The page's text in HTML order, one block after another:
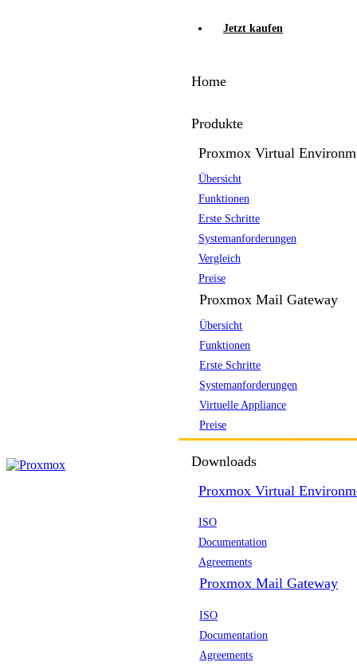
Jetzt kaufen
Home
Produkte
Proxmox Virtual
Übersicht
Funktionen
Erste Schritte
Systemanforderungen
Vergleich
Preise
Proxmox Mail Gateway
Übersicht
Funktionen
Erste Schritte
Systemanforderungen
Virtuelle Appliance
Preise
Downloads
Proxmox Virtual
ISO
Documentation
Agreements
Proxmox Mail Gateway
ISO
Documentation
Agreements